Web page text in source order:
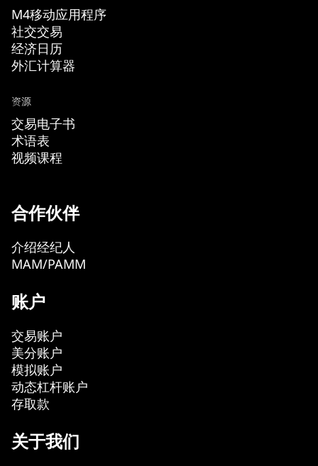
M4移动应用程序
社交交易
经济日历
外汇计算器
资源
交易电子书
术语表
视频课程
合作伙伴
介绍经纪人
MAM/PAMM
账户
交易账户
美分账户
模拟账户
动态杠杆账户
存取款
关于我们